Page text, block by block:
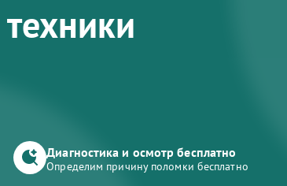
Диагностика и осмотр бесплатно
Определим причину поломки бесплатно